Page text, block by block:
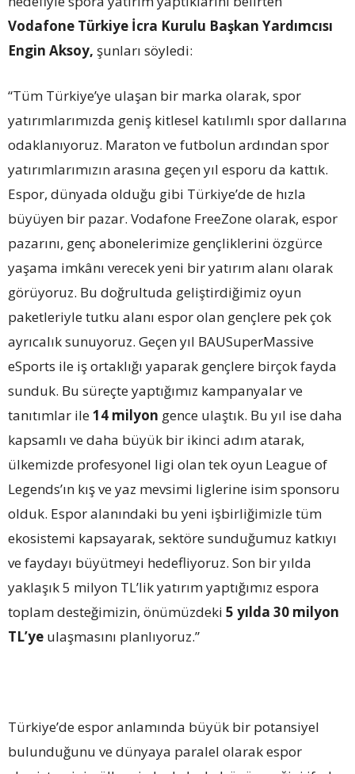
Vodafone Türkiye İcra Kurulu Başkan Yardımcısı
Engin Aksoy, şunları söyledi:
“Tüm Türkiye’ye ulaşan bir marka olarak, spor
yatırımlarımızda geniş kitlesel katılımlı spor dallarına
odaklanıyoruz. Maraton ve futbolun ardından spor
yatırımlarımızın arasına geçen yıl esporu da kattık.
Espor, dünyada olduğu gibi Türkiye’de de hızla
büyüyen bir pazar. Vodafone FreeZone olarak, espor
pazarını, genç abonelerimize gençliklerini özgürce
yaşama imkânı verecek yeni bir yatırım alanı olarak
görüyoruz. Bu doğrultuda geliştirdiğimiz oyun
paketleriyle tutku alanı espor olan gençlere pek çok
ayrıcalık sunuyoruz. Geçen yıl BAUSuperMassive
eSports ile iş ortaklığı yaparak gençlere birçok fayda
sunduk. Bu süreçte yaptığımız kampanyalar ve
tanıtımlar ile14 milyon gence ulaştık. Bu yıl ise daha
kapsamlı ve daha büyük bir ikinci adım atarak,
ülkemizde profesyonel ligi olan tek oyun League of
Legends’ın kış ve yaz mevsimi liglerine isim sponsoru
olduk. Espor alanındaki bu yeni işbirliğimizle tüm
ekosistemi kapsayarak, sektöre sunduğumuz katkıyı
ve faydayı büyütmeyi hedefliyoruz. Son bir yılda
yaklaşık 5 milyon TL’lik yatırım yaptığımız espora
toplam desteğimizin, önümüzdeki 5 yılda 30 milyon
TL’ye ulaşmasını planlıyoruz.”
Türkiye’de espor anlamında büyük bir potansiyel
bulunduğunu ve dünyaya paralel olarak espor